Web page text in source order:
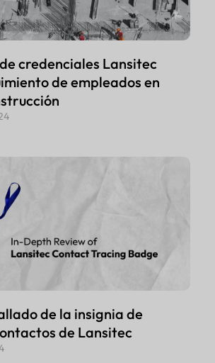
credenciales Lansitec
de empleados en
de la insignia de
de Lansitec